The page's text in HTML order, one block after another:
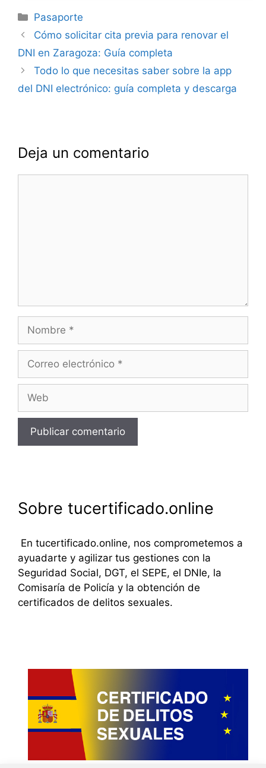
Categorías
Pasaporte
Navegación
de
Cómo solicitar cita previa para renovar el
DNI en Zaragoza: Guía completa
Todo lo que necesitas saber sobre la app
del DNI electrónico: guía completa y descarga
Deja un comentario
electrónico
Sobre tucertificado.online
En tucertificado.online, nos comprometemos a
ayuadarte y agilizar tus gestiones con la
Seguridad Social, DGT, el SEPE, el DNIe, la
Comisaría de Policía y la obtención de
certificados de delitos sexuales.